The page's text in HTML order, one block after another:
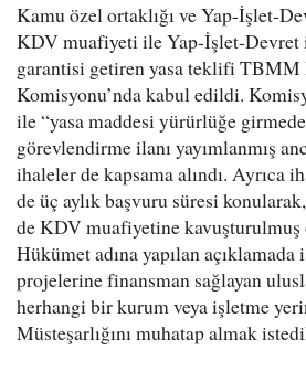
Kamu özel ortaklığı ve Yap-İşlet-
KDV muafiyeti ile Yap-İşlet-Devret
garantisi getiren yasa teklifi TBMM
Komisyonu’nda kabul edildi.
ile “yasa maddesi yürürlüğe
görevlendirme ilanı yayımlanmış
ihaleler de kapsama alındı. Ayrıca
de üç aylık başvuru süresi
de KDV muafiyetine
Hükümet adına yapılan
projelerine finansman sağlayan
herhangi bir kurum veya işletme
Müsteşarlığını muhatap almak